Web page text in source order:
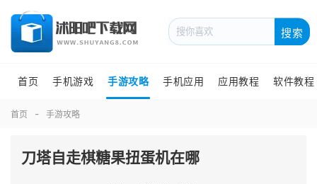
搜索
首页 手机游戏 手游攻略 手机应用 应用教程 软件教程
首页 手游攻略
刀塔自走棋糖果扭蛋机在哪